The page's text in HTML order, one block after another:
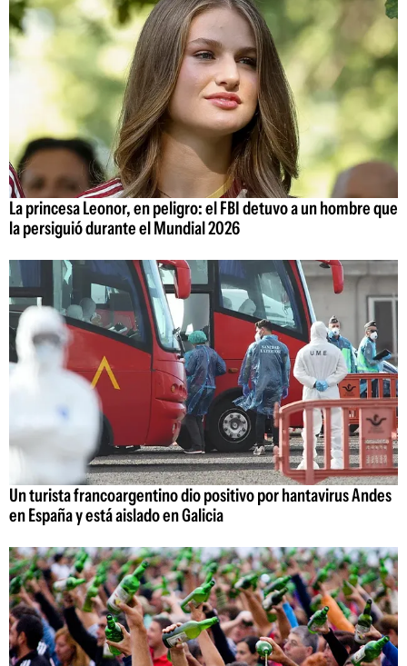
La princesa Leonor, en peligro: el FBI detuvo a un hombre que
la persiguió durante el Mundial 2026
Un turista francoargentino dio positivo por hantavirus Andes
en España y está aislado en Galicia